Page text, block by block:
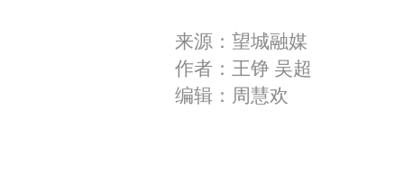
来源：望城融媒
作者：王铮 吴超
编辑：周慧欢